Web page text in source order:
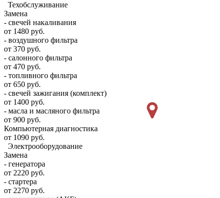
Техобслуживание
Замена
- свечей накаливания
от 1480 руб.
- воздушного фильтра
от 370 руб.
- салонного фильтра
от 470 руб.
- топливного фильтра
от 650 руб.
- свечей зажигания (комплект)
от 1400 руб.
- масла и масляного фильтра
от 900 руб.
Компьютерная диагностика
от 1090 руб.
Электрооборудование
Замена
- генератора
от 2220 руб.
- стартера
от 2270 руб.